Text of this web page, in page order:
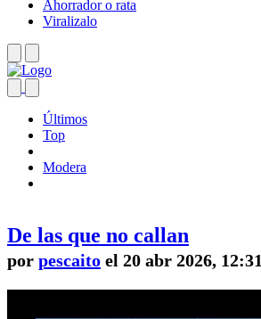
Ahorrador o rata
Viralizalo
Últimos
Top
Modera
De las que no callan
por pescaito el 20 abr 2026, 12:31